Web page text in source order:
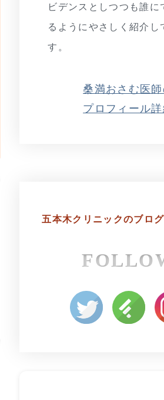
ビデンスとしつつも誰に
るようにやさしく紹介し
す。
桑満おさむ医
プロフィール詳
五本木クリニックのブロ